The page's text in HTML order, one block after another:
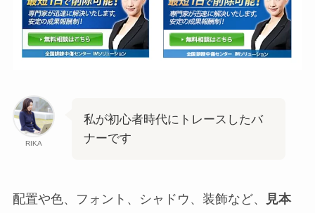
RIKA
私が初心者時代にトレースしたバ
ナーです
配置や色、フォント、シャドウ、装飾など、
見本